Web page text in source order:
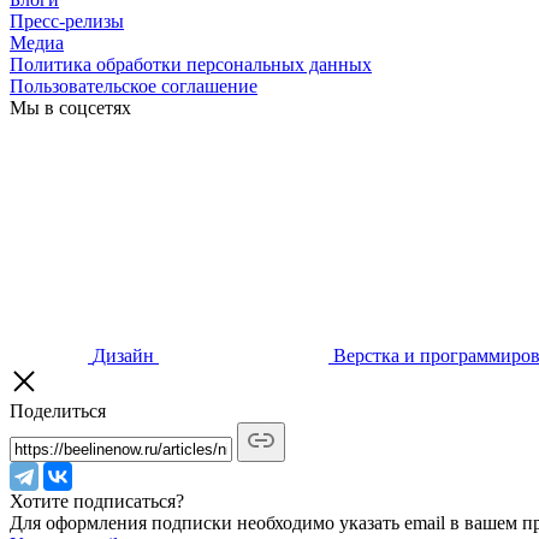
Пресс-релизы
Медиа
Политика обработки персональных данных
Пользовательское соглашение
Мы в соцсетях
Дизайн Верстка и
Поделиться
Хотите подписаться?
Для оформления подписки необходимо указать email в вашем